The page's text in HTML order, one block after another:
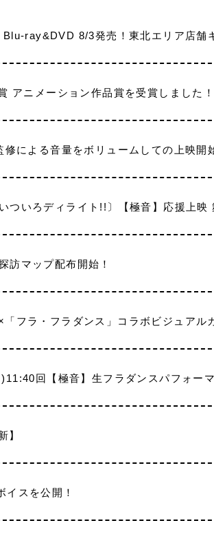
ray&DVD 8/3発売！東北エリア店舗
アニメーション作品賞を受賞しました！
による音量をボリュームしての上映開
ついろディライト!!〕【極音】応援上映
訪マップ配布開始！
フラ・フラダンス」コラボビジュアル
回【極音】生フラダンスパフォー
】
イスを公開！